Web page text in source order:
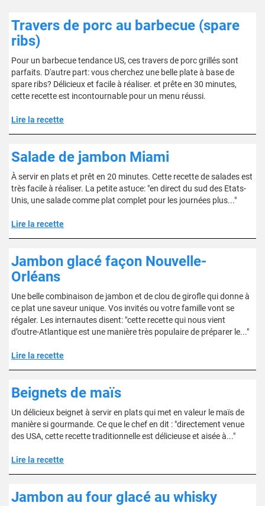
Travers de porc au barbecue (spare
ribs)
Pour un barbecue tendance US, ces travers de porc grillés sont
parfaits. D'autre part: vous cherchez une belle plate à base de
spare ribs? Délicieux et facile à réaliser. et prête en 30 minutes,
cette recette est incontournable pour un menu réussi.
Lire la recette
Salade de jambon Miami
À servir en plats et prêt en 20 minutes. Cette recette de salades est
très facile à réaliser. La petite astuce: "en direct du sud des Etats-
Unis, une salade comme plat complet pour les journées plus..."
Lire la recette
Jambon glacé façon Nouvelle-
Orléans
Une belle combinaison de jambon et de clou de girofle qui donne à
ce plat une saveur unique. Vos invités ou votre famille vont se
régaler. Les internautes disent: "cette recette qui nous vient
d’outre-Atlantique est une manière très populaire de préparer le..."
Lire la recette
Beignets de maïs
Un délicieux beignet à servir en plats qui met en valeur le maïs de
manière si gourmande. Ce que le chef en dit : "directement venue
des USA, cette recette traditionnelle est délicieuse et aisée à..."
Lire la recette
Jambon au four glacé au whisky